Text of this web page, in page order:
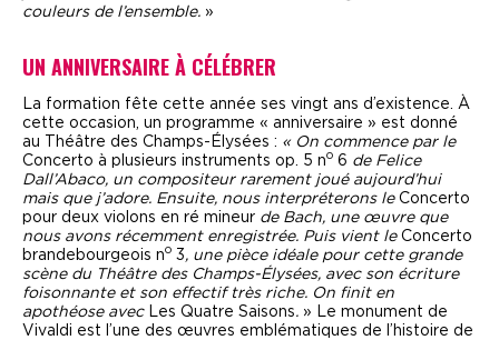
couleurs de l’ensemble. »
UN ANNIVERSAIRE À CÉLÉBRER
La formation fête cette année ses vingt ans d’existence. À
cette occasion, un programme « anniversaire » est donné
au Théâtre des Champs-Élysées : « On commence par le
Concerto à plusieurs instruments op. 5 no 6 de Felice
Dall’Abaco, un compositeur rarement joué aujourd’hui
mais que j’adore. Ensuite, nous interpréterons le Concerto
pour deux violons en ré mineur de Bach, une œuvre que
nous avons récemment enregistrée. Puis vient le Concerto
brandebourgeois no 3, une pièce idéale pour cette grande
scène du Théâtre des Champs-Élysées, avec son écriture
foisonnante et son effectif très riche. On finit en
apothéose avec Les Quatre Saisons. » Le monument de
Vivaldi est l’une des œuvres emblématiques de l’histoire de